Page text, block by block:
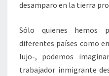
desamparo en la tierra
Sólo quienes hemos
diferentes países como
lujo-, podemos
trabajador inmigrante